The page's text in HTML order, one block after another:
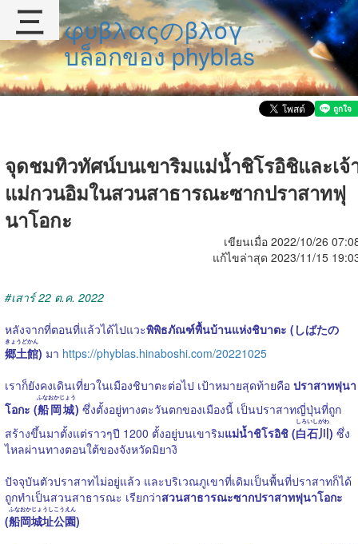
φυβλαςのβλογ
บล็อกของ phyblas
จุดชมทิวทัศน์บนเขาริมแม่น้ำชิโรอิชิและเจ้
แม่กวนอิมในสวนสาธารณะซากปราสาทฟุ
นาโอกะ
เขียนเมื่อ 2022/10/26
แก้ไขล่าสุด 2023/11/15
#เสาร์ 22 ต.ค. 2022
หลังจากที่ตอนที่แล้วได้ไปแวะพิพิธภัณฑ์พื้นบ้านแห่งชิบาตะ (しばたの
郷土館
きょうどかん
) มา https://phyblas.hinaboshi.com/20221025
เราก็ยังคงเดินเที่ยวในเมืองชิบาตะต่อไป เป้าหมายสุดท้ายคือ ปราสาทฟุนา
โอกะ (船岡城
ふなおかじょう
) ซึ่งตั้งอยู่ทางตะวันตกของเมืองนี้ เป็นปราสาทญี่ปุ่นที่ถูก
สร้างขึ้นมาตั้งแต่ราวๆปี 1200 ตั้งอยู่บนเขาริมแม่น้ำชิโรอิชิ (白石川
しろいしがわ
) ซึ่ง
ไหลผ่านทางตอนใต้ของจังหวัดมิยางิ
ปัจจุบันตัวปราสาทไม่อยู่แล้ว และบริเวณภูเขาที่เดิมเป็นพื้นที่ปราสาทก็ได้
ถูกทำเป็นสวนสาธารณะ เรียกว่าสวนสาธารณะซากปราสาทฟุนาโอกะ
(船岡城址公園
ふなおかじょうしこうえん
)
三